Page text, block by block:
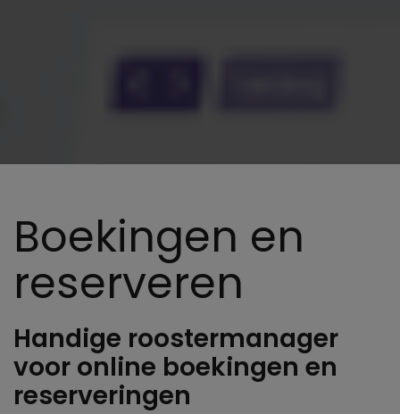
Boekingen en
reserveren
Handige roostermanager
voor online boekingen en
reserveringen